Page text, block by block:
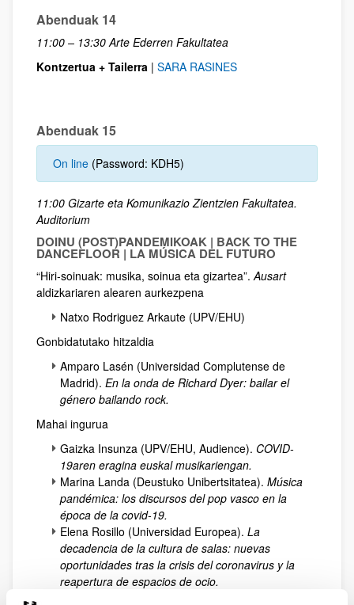
Abenduak 14
11:00 – 13:30 Arte Ederren Fakultatea
Kontzertua + Tailerra | SARA RASINES
Abenduak 15
On line (Password: KDH5)
11:00 Gizarte eta Komunikazio Zientzien Fakultatea.
Auditorium
DOINU (POST)PANDEMIKOAK | BACK TO THE
DANCEFLOOR | LA MÚSICA DEL FUTURO
“Hiri-soinuak: musika, soinua eta gizartea”.Ausart
aldizkariaren alearen aurkezpena
Natxo Rodriguez Arkaute (UPV/EHU)
Gonbidatutako hitzaldia
Amparo Lasén (Universidad Complutense de
Madrid). En la onda de Richard Dyer: bailar el
género bailando rock.
Mahai ingurua
Gaizka Insunza (UPV/EHU, Audience). COVID-
19aren eragina euskal musikariengan.
Marina Landa (Deustuko Unibertsitatea). Música
pandémica: los discursos del pop vasco en la
época de la covid-19.
Elena Rosillo (Universidad Europea). La
decadencia de la cultura de salas: nuevas
oportunidades tras la crisis del coronavirus y la
reapertura de espacios de ocio.